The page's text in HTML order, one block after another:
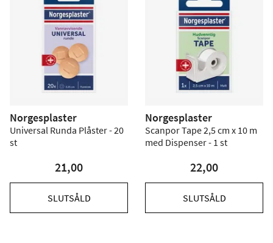
Norgesplaster
Universal Runda Plåster - 20
st
21,00
SLUTSÅLD
Norgesplaster
Scanpor Tape 2,5 cm x 10 m
med Dispenser - 1 st
22,00
SLUTSÅLD